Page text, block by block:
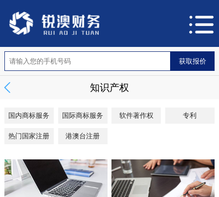
知识产权
国内商标服务 国际商标服务 软件著作权 专利
热门国家注册 港澳台注册